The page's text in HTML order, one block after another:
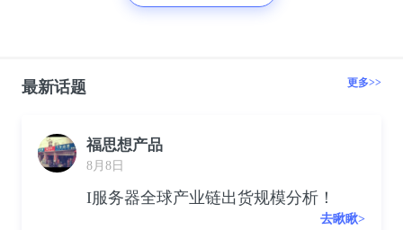
最新话题 更多>>
福思想产品
8月8日
I服务器全球产业链出货规模分析！
去瞅瞅>